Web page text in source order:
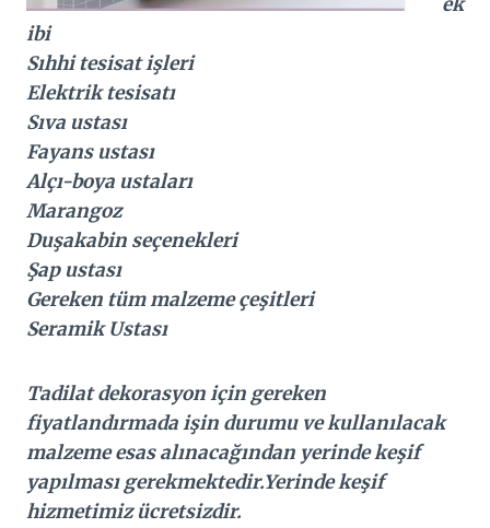
ibi
Sıhhi tesisat işleri
Elektrik tesisatı
Sıva ustası
Fayans ustası
Alçı-boya ustaları
Marangoz
Duşakabin seçenekleri
Şap ustası
Gereken tüm malzeme çeşitleri
Seramik Ustası
Tadilat dekorasyon için gereken
fiyatlandırmada işin durumu ve kullanılacak
malzeme esas alınacağından yerinde keşif
yapılması gerekmektedir.Yerinde keşif
hizmetimiz ücretsizdir.